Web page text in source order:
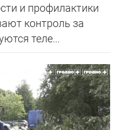
и профилактики
контроль за
теле...